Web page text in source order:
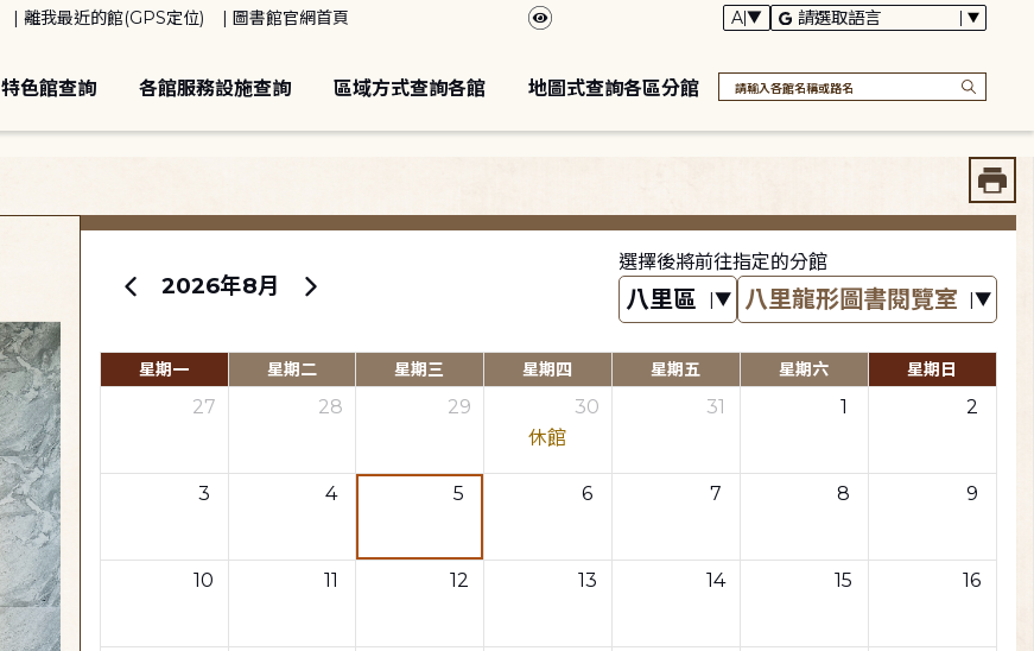
離我最近的館(GPS定位) 圖書館官網首頁
特色館查詢 各館服務設施查詢 區域方式查詢各館 地圖式查詢各區分館
2026年8月
選擇後將前往指定的分館
星期一 星期二 星期三 星期四 星期五 星期六 星期日
27 28 29
30
休館
31 1 2
3 4 5 6 7 8 9
10 11 12 13 14 15 16